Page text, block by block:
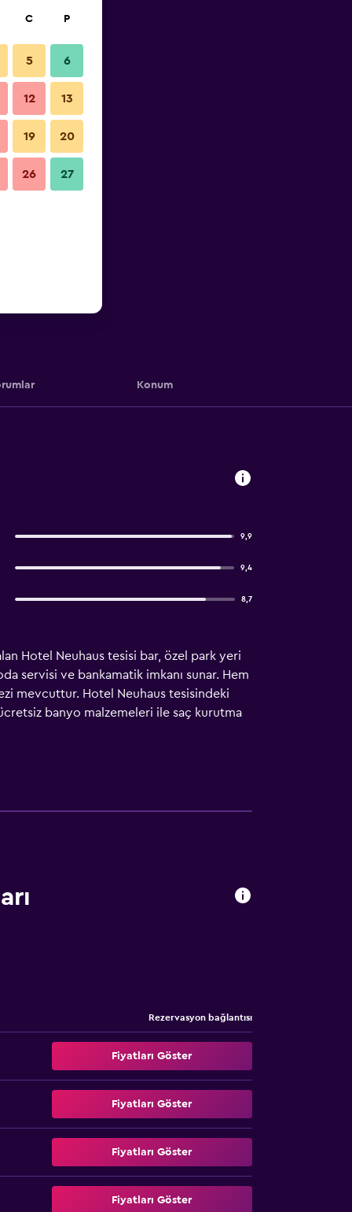
Konum
9,9
9,4
8,7
Hotel Neuhaus tesisi bar, özel park yeri
servisi ve bankamatik imkanı sunar. Hem
mevcuttur. Hotel Neuhaus tesisindeki
banyo malzemeleri ile saç kurutma
Rezervasyon bağlantısı
Fiyatları Göster
Fiyatları Göster
Fiyatları Göster
Fiyatları Göster
C P
5 6
12 13
19 20
26 27